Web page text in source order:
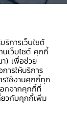
ริการเว็บไซต์
นเว็บไซต์ คุกกี้
า) เพื่อช่วย
ารให้บริการ
ใช้งานคุกกี้ทุก
กจากคุกกี้ที่
ยวกับคุกกี้เพิ่ม